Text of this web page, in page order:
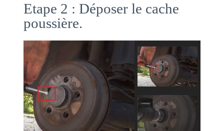
Etape 2 : Déposer le cache
poussière.